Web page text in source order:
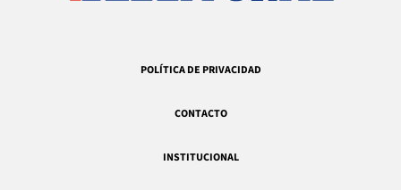
POLÍTICA DE PRIVACIDAD
CONTACTO
INSTITUCIONAL